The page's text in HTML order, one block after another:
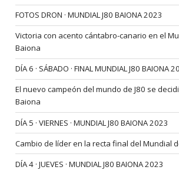
FOTOS DRON · MUNDIAL J80 BAIONA 2023
Victoria con acento cántabro-canario en el
Baiona
DÍA 6 · SÁBADO · FINAL MUNDIAL J80 BAIONA
El nuevo campeón del mundo de J80 se
Baiona
DÍA 5 · VIERNES · MUNDIAL J80 BAIONA 2023
Cambio de líder en la recta final del Mundial
DÍA 4 · JUEVES · MUNDIAL J80 BAIONA 2023